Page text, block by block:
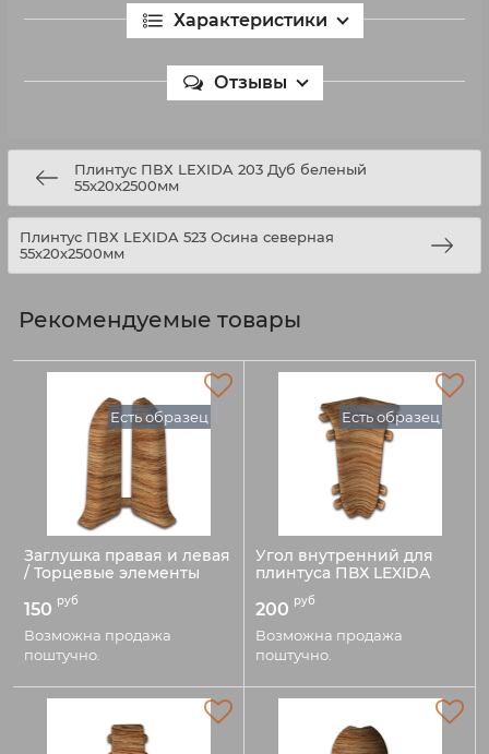
Характеристики
Отзывы
Плинтус ПВХ LEXIDA 203 Дуб беленый
55х20х2500мм
Плинтус ПВХ LEXIDA 523 Осина северная
55х20х2500мм
Рекомендуемые товары
Есть образец
Заглушка правая и левая
/ Торцевые элементы
для плинтуса ПВХ LEXIDA
55мм
Код товара:
54143
150 руб
Возможна продажа
поштучно.
Есть образец
Угол внутренний для
плинтуса ПВХ LEXIDA
Код товара:
54141
200 руб
Возможна продажа
поштучно.